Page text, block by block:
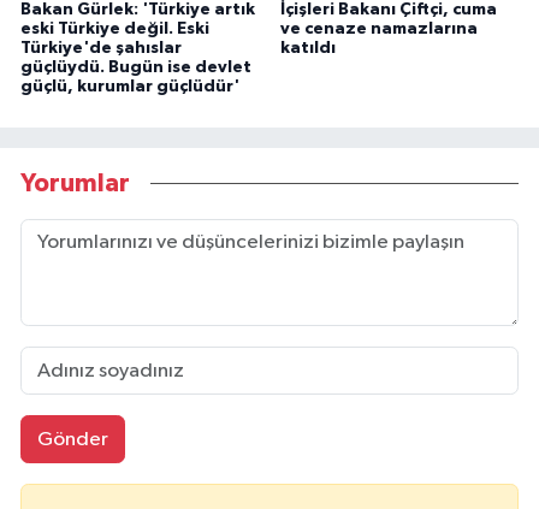
Bakan Gürlek: 'Türkiye artık
eski Türkiye değil. Eski
Türkiye'de şahıslar
güçlüydü. Bugün ise devlet
güçlü, kurumlar güçlüdür'
İçişleri Bakanı Çiftçi, cuma
ve cenaze namazlarına
katıldı
Yorumlar
Gönder